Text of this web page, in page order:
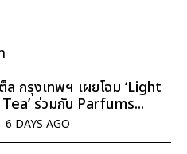
ล กรุงเทพฯ เผยโฉม ‘Light
ร่วมกับ Parfums...
6 DAYS AGO